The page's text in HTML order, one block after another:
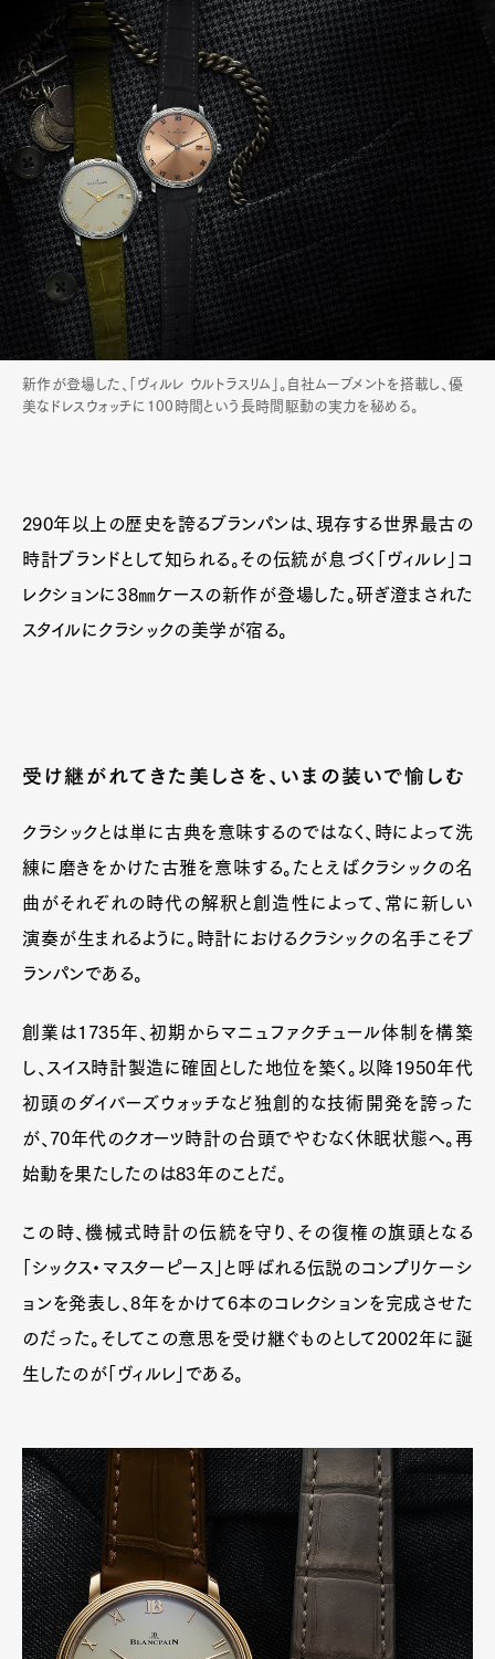
新作が登場した、「ヴィルレ ウルトラスリム」。自社ムーブメントを搭載し、優
美なドレスウォッチに100時間という長時間駆動の実力を秘める。
290年以上の歴史を誇るブランパンは、現存する世界最古の
時計ブランドとして知られる。その伝統が息づく「ヴィルレ」コ
レクションに38㎜ケースの新作が登場した。研ぎ澄まされた
スタイルにクラシックの美学が宿る。
受け継がれてきた美しさを、いまの装いで愉しむ
クラシックとは単に古典を意味するのではなく、時によって洗
練に磨きをかけた古雅を意味する。たとえばクラシックの名
曲がそれぞれの時代の解釈と創造性によって、常に新しい
演奏が生まれるように。時計におけるクラシックの名手こそブ
ランパンである。
創業は1735年、初期からマニュファクチュール体制を構築
し、スイス時計製造に確固とした地位を築く。以降1950年代
初頭のダイバーズウォッチなど独創的な技術開発を誇った
が、70年代のクオーツ時計の台頭でやむなく休眠状態へ。再
始動を果たしたのは83年のことだ。
この時、機械式時計の伝統を守り、その復権の旗頭となる
「シックス・マスターピース」と呼ばれる伝説のコンプリケーシ
ョンを発表し、8年をかけて6本のコレクションを完成させた
のだった。そしてこの意思を受け継ぐものとして2002年に誕
生したのが「ヴィルレ」である。